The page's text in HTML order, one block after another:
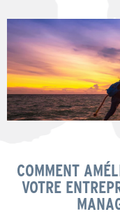
COMMENT
VOTRE